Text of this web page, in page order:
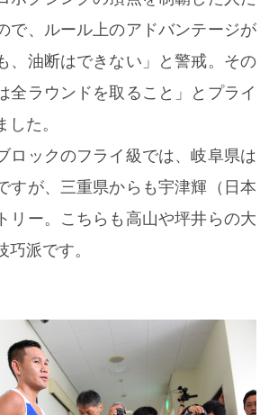
で、ルール上のアドバンテージが
、油断はできない」と警戒。その
全ラウンドを取ること」とプライ
した。
ロックのフライ級では、岐阜県は
すが、三重県からも宇津輝（日本
リー。こちらも高山や坪井らの大
派です。